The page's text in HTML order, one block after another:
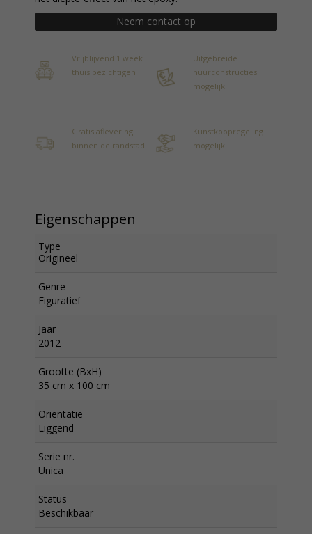
Neem contact op
Vrijblijvend 1 week
thuis bezichtigen
Uitgebreide
huurconstructies
mogelijk
Gratis aflevering
binnen de randstad
Kunstkoopregeling
mogelijk
Eigenschappen
Type
Origineel
Genre
Figuratief
Jaar
2012
Grootte (BxH)
35 cm x 100 cm
Oriëntatie
Liggend
Serie nr.
Unica
Status
Beschikbaar